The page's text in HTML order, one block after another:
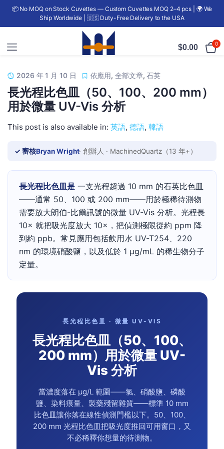
📦 No MOQ on Stock Cuvettes — Custom Cuvettes MOQ 2–4 pcs | 🌍 We
Ship Worldwide | 🇺🇸 Duty-Free Delivery to the USA
$0.00 0
2026 年 1 月 10 日 依應用,全部文章,石英
長光程比色皿（50、100、200 mm）
用於微量 UV-Vis 分析
This post is also available in: 英語 德語 韓語
✓ 審核Bryan Wright· 創辦人 · MachinedQuartz（13 年+）
長光程比色皿是 一支光程超過 10 mm 的石英比色皿
——通常 50、100 或 200 mm——用於極稀待測物
需要放大朗伯-比爾訊號的微量 UV-Vis 分析。光程長
10× 就把吸光度放大 10×，把偵測極限從約 ppm 降
到約 ppb。常見應用包括飲用水 UV-T254、220
nm 的環境硝酸鹽，以及低於 1 µg/mL 的稀生物分子
定量。
長光程比色皿 · 微量 UV-VIS
長光程比色皿（50、100、
200 mm）用於微量 UV-
Vis 分析
當濃度落在 µg/L 範圍——氯、硝酸鹽、磷酸
鹽、染料痕量、製藥殘留雜質——標準 10 mm
比色皿讓你落在線性偵測門檻以下。50、100、
200 mm 光程比色皿把吸光度推回可用窗口，又
不必稀釋你想量的待測物。